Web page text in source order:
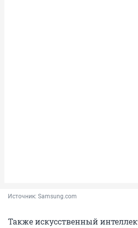
Источник: Samsung.com
Также искусственный